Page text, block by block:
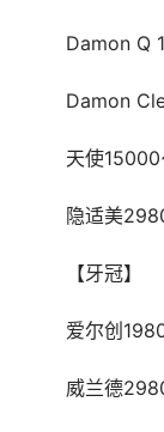
Damon Q
Damon
天使
隐适美
	【牙冠】
爱尔创
威兰德